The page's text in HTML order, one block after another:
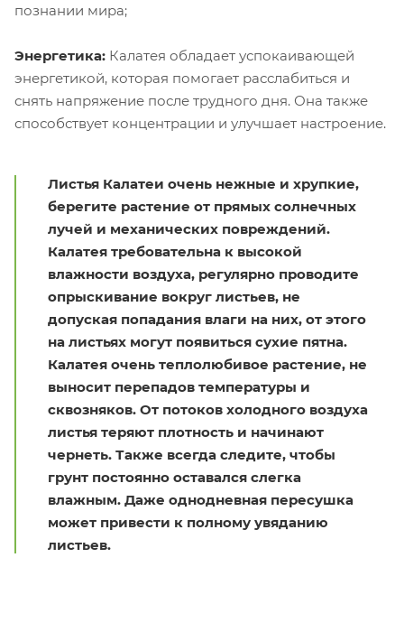
познании мира;
Энергетика: Калатея обладает успокаивающей
энергетикой, которая помогает расслабиться и
снять напряжение после трудного дня. Она также
способствует концентрации и улучшает настроение.
Листья Калатеи очень нежные и хрупкие,
берегите растение от прямых солнечных
лучей и механических повреждений.
Калатея требовательна к высокой
влажности воздуха, регулярно проводите
опрыскивание вокруг листьев, не
допуская попадания влаги на них, от этого
на листьях могут появиться сухие пятна.
Калатея очень теплолюбивое растение, не
выносит перепадов температуры и
сквозняков. От потоков холодного воздуха
листья теряют плотность и начинают
чернеть. Также всегда следите, чтобы
грунт постоянно оставался слегка
влажным. Даже однодневная пересушка
может привести к полному увяданию
листьев.